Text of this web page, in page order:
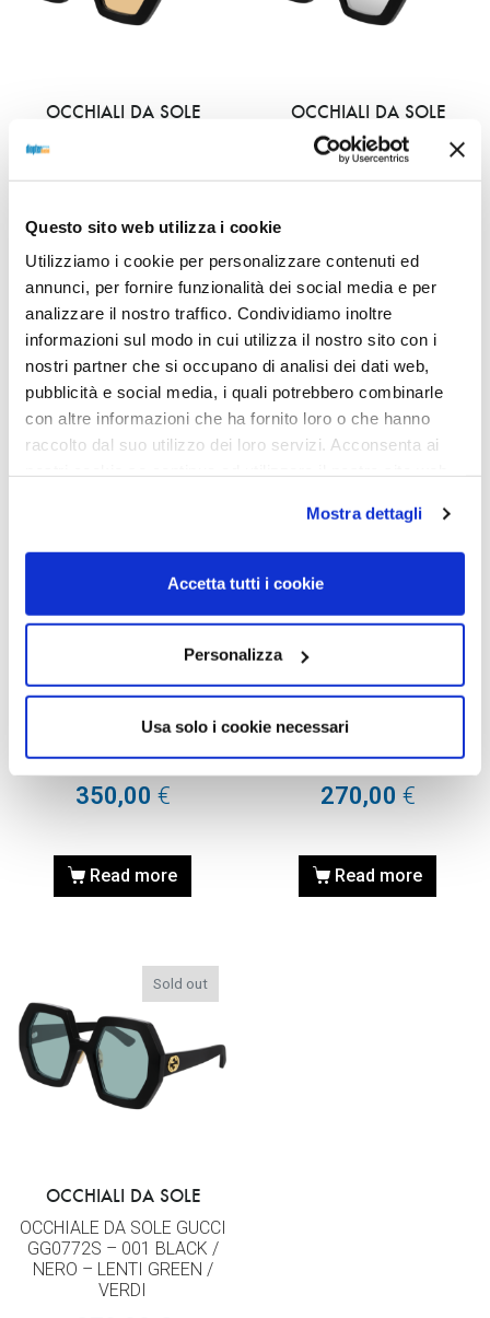
Questo sito web utilizza i cookie
Utilizziamo i cookie per personalizzare contenuti ed
annunci, per fornire funzionalità dei social media e per
analizzare il nostro traffico. Condividiamo inoltre
informazioni sul modo in cui utilizza il nostro sito con i
nostri partner che si occupano di analisi dei dati web,
pubblicità e social media, i quali potrebbero combinarle
con altre informazioni che ha fornito loro o che hanno
raccolto dal suo utilizzo dei loro servizi. Acconsenta ai
Mostra dettagli
Accetta tutti i cookie
Personalizza
Usa solo i cookie necessari
OCCHIALI DA SOLE
OCCHIALE DA SOLE GUCCI
NERO – LENTI GIALLE /
Read more
OCCHIALI DA SOLE
OCCHIALE DA SOLE GUCCI
GG0772S – 005 BLACK /
NERO – LENTI SILVER
270,00€
Read more
Sold out
OCCHIALI DA SOLE
OCCHIALE DA SOLE GUCCI
GG0772S – 004 BLACK /
NERO – LENTI GREY /
GRIGIE
350,00 €
Read more
Sold out
OCCHIALI DA SOLE
OCCHIALE DA SOLE GUCCI
GG0772S – 002 IVORY /
AVORIO – LENTI BROWN /
MARRONI
270,00 €
Read more
Sold out
OCCHIALI DA SOLE
OCCHIALE DA SOLE GUCCI
GG0772S – 001 BLACK /
NERO – LENTI GREEN /
VERDI